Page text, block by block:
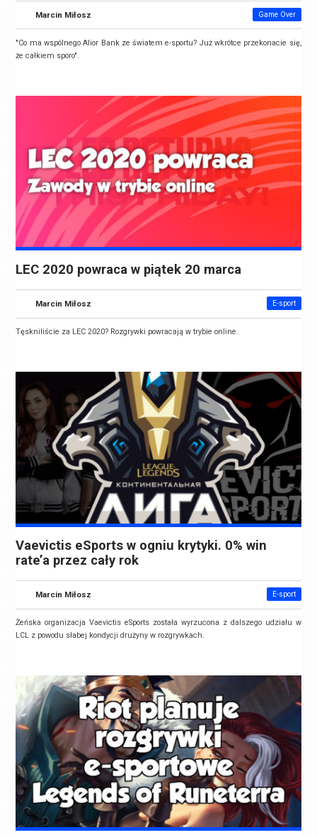
Marcin Miłosz Game Over
"Co ma wspólnego Alior Bank ze światem e-sportu? Już wkrótce przekonacie się,
że całkiem sporo".
LEC 2020 powraca w piątek 20 marca
Marcin Miłosz E-sport
Tęskniliście za LEC 2020? Rozgrywki powracają w trybie online.
Vaevictis eSports w ogniu krytyki. 0% win
rate’a przez cały rok
Marcin Miłosz E-sport
Żeńska organizacja Vaevictis eSports została wyrzucona z dalszego udziału w
LCL z powodu słabej kondycji drużyny w rozgrywkach.